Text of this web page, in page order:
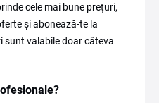
cele mai bune prețuri,
și abonează-te la
sunt valabile doar câteva